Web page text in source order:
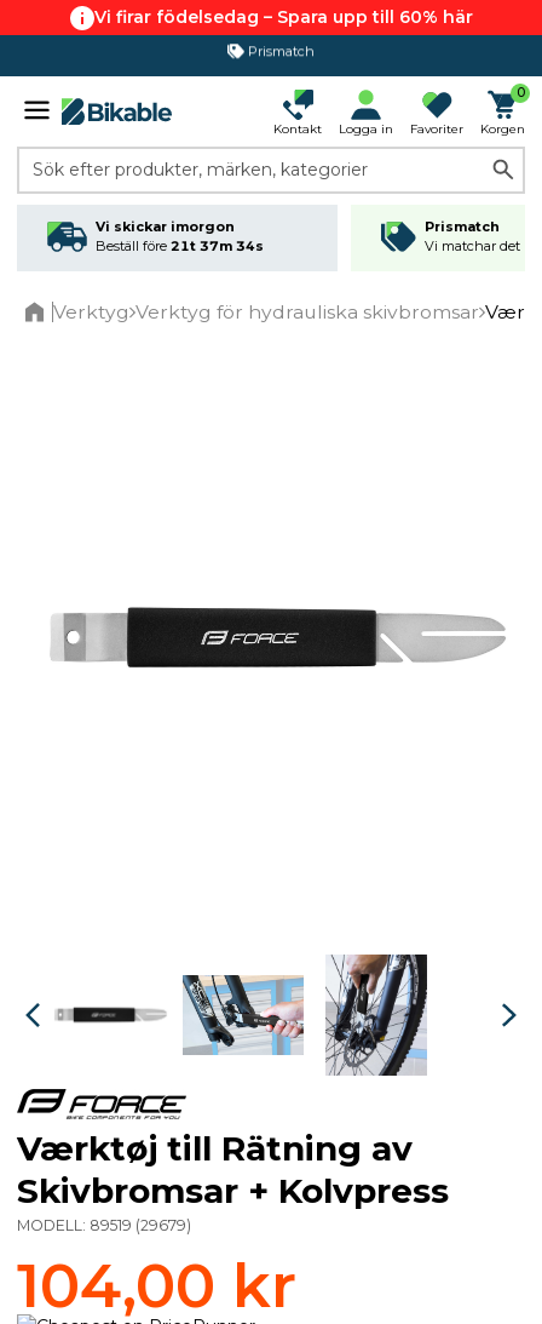
Vi firar födelsedag – Spara upp till 60% här
Prismatch
365 dagars öppet köp
Kontakt Logga in Favoriter
0
Korgen
Sök efter produkter, märken, kategorier
Vi skickar imorgon
Beställ före 21t 37m 34s
Prismatch
Vi matchar det
Verktyg Verktyg för hydrauliska skivbromsar
Værktøj till Rätning av
Skivbromsar + Kolvpress
MODELL: 89519 (29679)
104,00 kr